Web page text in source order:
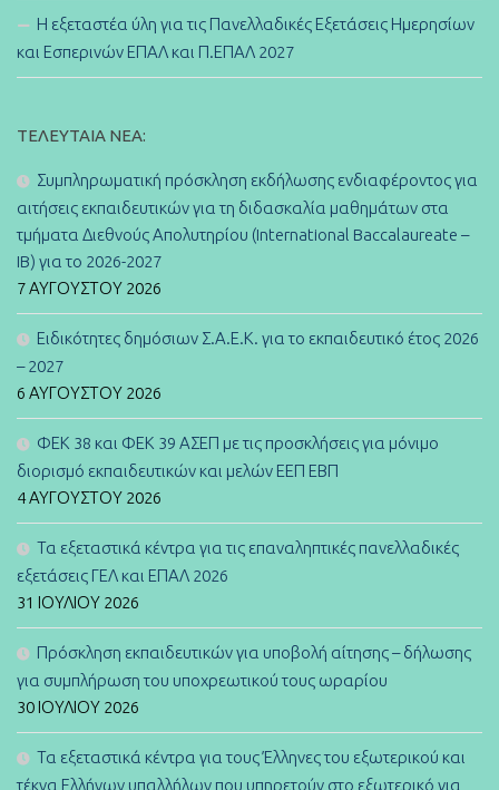
Η εξεταστέα ύλη για τις Πανελλαδικές Εξετάσεις Ημερησίων
και Εσπερινών ΕΠΑΛ και Π.ΕΠΑΛ 2027
ΤΕΛΕΥΤΑΊΑ ΝΈΑ:
Συμπληρωματική πρόσκληση εκδήλωσης ενδιαφέροντος για
αιτήσεις εκπαιδευτικών για τη διδασκαλία μαθημάτων στα
τμήματα Διεθνούς Απολυτηρίου (International Baccalaureate –
IB) για το 2026-2027
7 ΑΥΓΟΎΣΤΟΥ 2026
Ειδικότητες δημόσιων Σ.Α.Ε.Κ. για το εκπαιδευτικό έτος 2026
– 2027
6 ΑΥΓΟΎΣΤΟΥ 2026
ΦΕΚ 38 και ΦΕΚ 39 ΑΣΕΠ με τις προσκλήσεις για μόνιμο
διορισμό εκπαιδευτικών και μελών ΕΕΠ ΕΒΠ
4 ΑΥΓΟΎΣΤΟΥ 2026
Τα εξεταστικά κέντρα για τις επαναληπτικές πανελλαδικές
εξετάσεις ΓΕΛ και ΕΠΑΛ 2026
31 ΙΟΥΛΊΟΥ 2026
Πρόσκληση εκπαιδευτικών για υποβολή αίτησης – δήλωσης
για συμπλήρωση του υποχρεωτικού τους ωραρίου
30 ΙΟΥΛΊΟΥ 2026
Τα εξεταστικά κέντρα για τους Έλληνες του εξωτερικού και
τέκνα Ελλήνων υπαλλήλων που υπηρετούν στο εξωτερικό για